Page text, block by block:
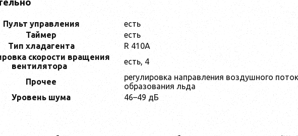
Пульт управления
есть
Таймер
есть
Тип хладагента
R 410A
скорости вращения
вентилятора
есть, 4
Прочее
регулировка направления воздушного
образования льда
Уровень шума
46–49 дБ